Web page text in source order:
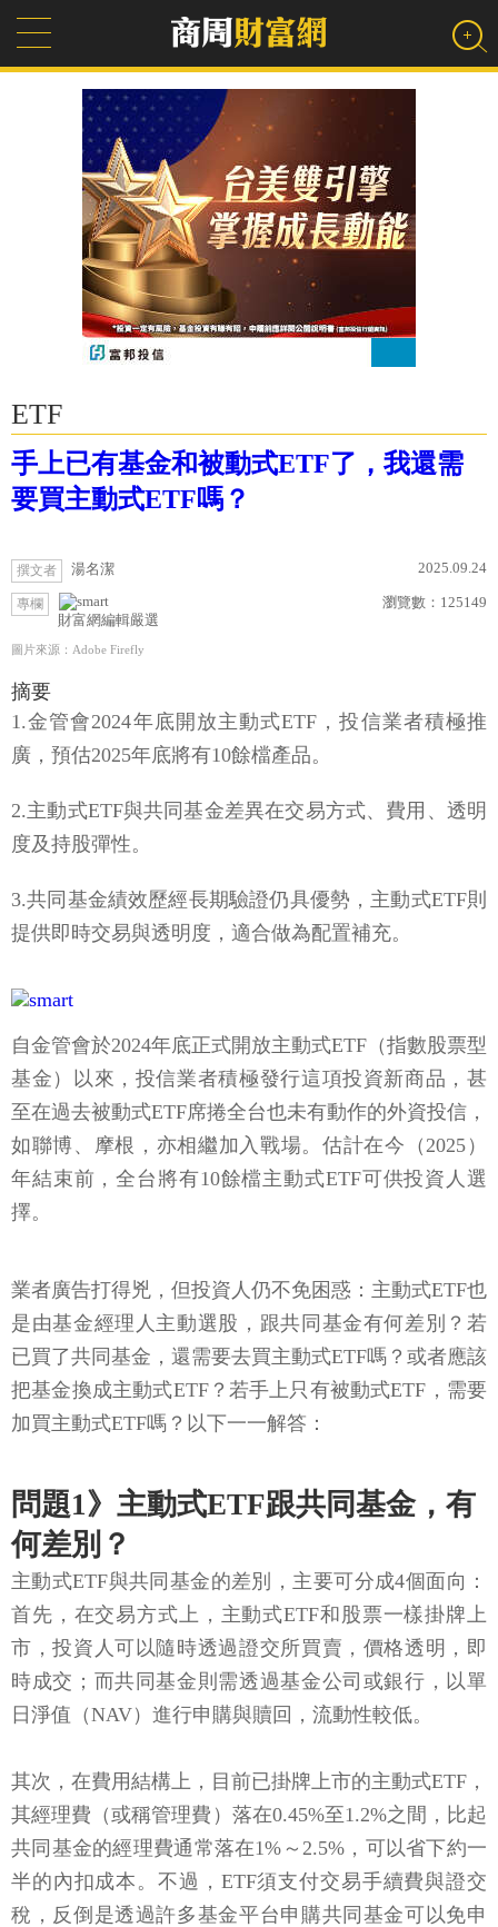
ETF
手上已有基金和被動式ETF了，我還需
要買主動式ETF嗎？
撰文者 湯名潔 2025.09.24
專欄
財富網編輯嚴選
瀏覽數： 125149
圖片來源：Adobe Firefly
摘要
1.金管會2024年底開放主動式ETF，投信業者積極推
廣，預估2025年底將有10餘檔產品。
2.主動式ETF與共同基金差異在交易方式、費用、透明
度及持股彈性。
3.共同基金績效歷經長期驗證仍具優勢，主動式ETF則
提供即時交易與透明度，適合做為配置補充。
自金管會於2024年底正式開放主動式ETF（指數股票型
基金）以來，投信業者積極發行這項投資新商品，甚
至在過去被動式ETF席捲全台也未有動作的外資投信，
如聯博、摩根，亦相繼加入戰場。估計在今（2025）
年結束前，全台將有10餘檔主動式ETF可供投資人選
擇。
業者廣告打得兇，但投資人仍不免困惑：主動式ETF也
是由基金經理人主動選股，跟共同基金有何差別？若
已買了共同基金，還需要去買主動式ETF嗎？或者應該
把基金換成主動式ETF？若手上只有被動式ETF，需要
加買主動式ETF嗎？以下一一解答：
問題1》主動式ETF跟共同基金，有
何差別？
主動式ETF與共同基金的差別，主要可分成4個面向：
首先，在交易方式上，主動式ETF和股票一樣掛牌上
市，投資人可以隨時透過證交所買賣，價格透明，即
時成交；而共同基金則需透過基金公司或銀行，以單
日淨值（NAV）進行申購與贖回，流動性較低。
其次，在費用結構上，目前已掛牌上市的主動式ETF，
其經理費（或稱管理費）落在0.45%至1.2%之間，比起
共同基金的經理費通常落在1%～2.5%，可以省下約一
半的內扣成本。不過，ETF須支付交易手續費與證交
稅，反倒是透過許多基金平台申購共同基金可以免申